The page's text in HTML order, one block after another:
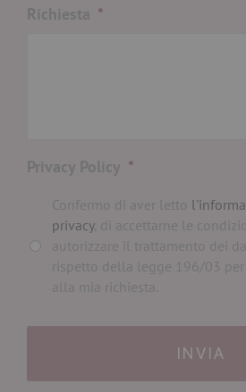
Richiesta *
Privacy Policy *
Confermo di aver letto
privacy, di accettarne le
autorizzare il trattamento dei
rispetto della legge 196/03
alla mia richiesta.